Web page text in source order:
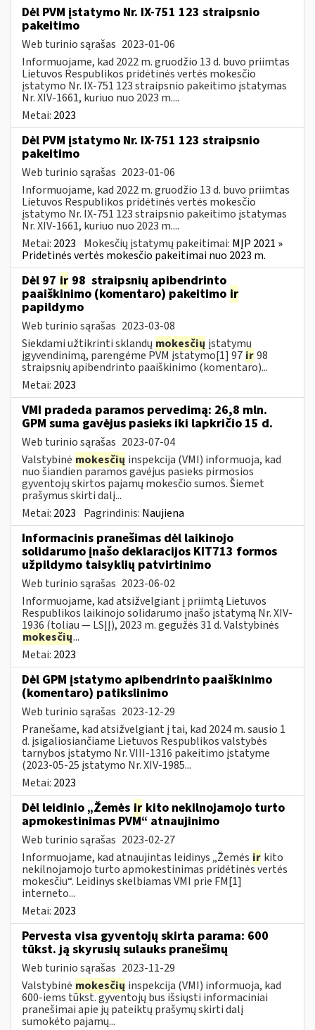
Dėl PVM įstatymo Nr. IX-751 123 straipsnio
pakeitimo
Web turinio sąrašas 2023-01-06
Informuojame, kad 2022 m. gruodžio 13 d. buvo priimtas
Lietuvos Respublikos pridėtinės vertės mokesčio
įstatymo Nr. IX-751 123 straipsnio pakeitimo įstatymas
Nr. XIV-1661, kuriuo nuo 2023 m....
Metai: 2023
Dėl PVM įstatymo Nr. IX-751 123 straipsnio
pakeitimo
Web turinio sąrašas 2023-01-06
Informuojame, kad 2022 m. gruodžio 13 d. buvo priimtas
Lietuvos Respublikos pridėtinės vertės mokesčio
įstatymo Nr. IX-751 123 straipsnio pakeitimo įstatymas
Nr. XIV-1661, kuriuo nuo 2023 m....
Metai: 2023 Mokesčių įstatymų pakeitimai: MĮP 2021 »
Pridetinės vertės mokesčio pakeitimai nuo 2023 m.
Dėl 97 ir 98 straipsnių apibendrinto
paaiškinimo (komentaro) pakeitimo ir
papildymo
Web turinio sąrašas 2023-03-08
Siekdami užtikrinti sklandų mokesčių įstatymų
įgyvendinimą, parengėme PVM įstatymo[1] 97 ir98
straipsnių apibendrinto paaiškinimo (komentaro)...
Metai: 2023
VMI pradeda paramos pervedimą: 26,8 mln.
GPM suma gavėjus pasieks iki lapkričio 15 d.
Web turinio sąrašas 2023-07-04
Valstybinė mokesčių inspekcija (VMI) informuoja, kad
nuo šiandien paramos gavėjus pasieks pirmosios
gyventojų skirtos pajamų mokesčio sumos. Šiemet
prašymus skirti dalį...
Metai: 2023 Pagrindinis: Naujiena
Informacinis pranešimas dėl laikinojo
solidarumo įnašo deklaracijos KIT713 formos
užpildymo taisyklių patvirtinimo
Web turinio sąrašas 2023-06-02
Informuojame, kad atsižvelgiant į priimtą Lietuvos
Respublikos laikinojo solidarumo įnašo įstatymą Nr. XIV-
1936 (toliau — LSĮĮ), 2023 m. gegužės 31 d. Valstybinės
mokesčių...
Metai: 2023
Dėl GPM įstatymo apibendrinto paaiškinimo
(komentaro) patikslinimo
Web turinio sąrašas 2023-12-29
Pranešame, kad atsižvelgiant į tai, kad 2024 m. sausio 1
d. įsigaliosiančiame Lietuvos Respublikos valstybės
tarnybos įstatymo Nr. VIII-1316 pakeitimo įstatyme
(2023-05-25 įstatymo Nr. XIV-1985...
Metai: 2023
Dėl leidinio „Žemės ir kito nekilnojamojo turto
apmokestinimas PVM“ atnaujinimo
Web turinio sąrašas 2023-02-27
Informuojame, kad atnaujintas leidinys „Žemės ir kito
nekilnojamojo turto apmokestinimas pridėtinės vertės
mokesčiu“. Leidinys skelbiamas VMI prie FM[1]
interneto...
Metai: 2023
Pervesta visa gyventojų skirta parama: 600
tūkst. ją skyrusių sulauks pranešimų
Web turinio sąrašas 2023-11-29
Valstybinė mokesčių inspekcija (VMI) informuoja, kad
600-iems tūkst. gyventojų bus išsiųsti informaciniai
pranešimai apie jų pateiktų prašymų skirti dalį
sumokėto pajamų...